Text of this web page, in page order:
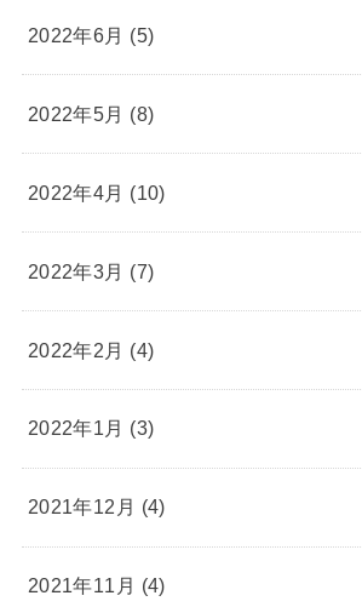
2022年6月 (5)
2022年5月 (8)
2022年4月 (10)
2022年3月 (7)
2022年2月 (4)
2022年1月 (3)
2021年12月 (4)
2021年11月 (4)